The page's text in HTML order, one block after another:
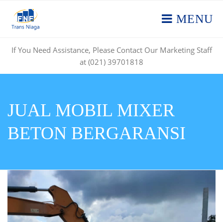
MENU
If You Need Assistance, Please Contact Our Marketing Staff
at (021) 39701818
JUAL MOBIL MIXER
BETON BERGARANSI